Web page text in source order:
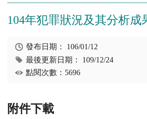
104年犯罪狀況及其分析成
發布日期： 106/01/12
最後更新日期： 109/12/24
點閱次數：5696
附件下載